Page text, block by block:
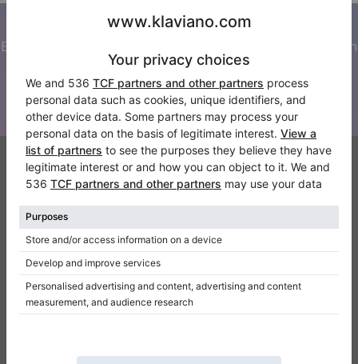
Abonnieren Sie unseren Newsletter
Bleiben Sie auf dem Laufenden mit allen Neuigkeiten von
Klaviano
Klaviano
Kontakt
Über Uns
Referenz hinterlassen
Datenschutzerklärung